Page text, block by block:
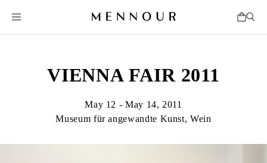
VIENNA FAIR 2011
May 12 - May 14, 2011
Museum für angewandte Kunst, Wein